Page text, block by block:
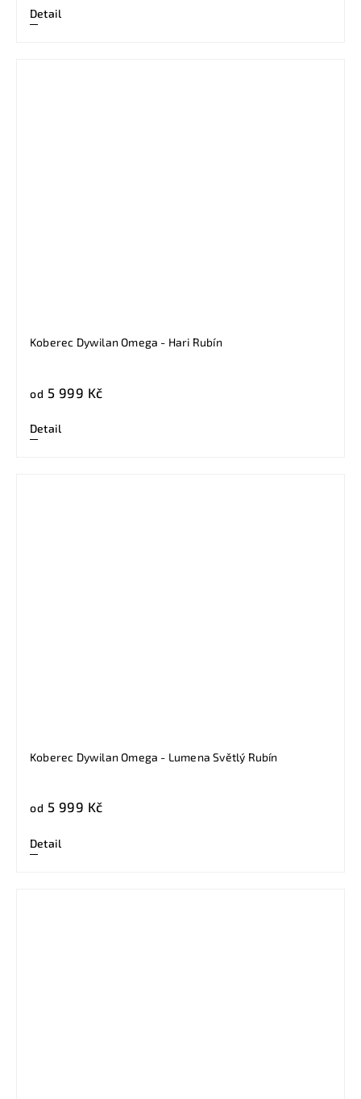
Detail
Koberec Dywilan Omega - Hari Rubín
od 5 999 Kč
Detail
Koberec Dywilan Omega - Lumena Světlý Rubín
od 5 999 Kč
Detail